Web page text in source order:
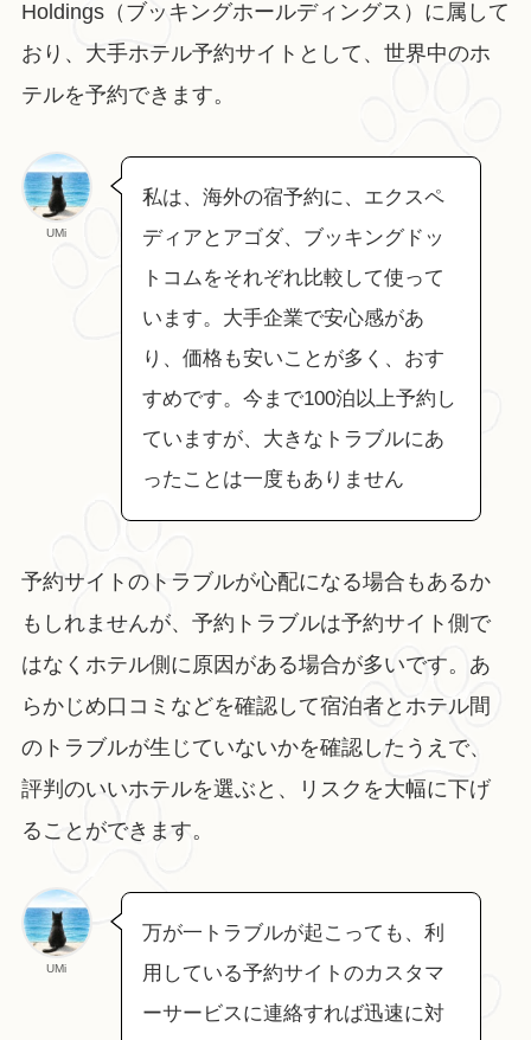
Holdings（ブッキングホールディングス）に属して
おり、大手ホテル予約サイトとして、世界中のホ
テルを予約できます。
UMi
私は、海外の宿予約に、エクスペ
ディアとアゴダ、ブッキングドッ
トコムをそれぞれ比較して使って
います。大手企業で安心感があ
り、価格も安いことが多く、おす
すめです。今まで100泊以上予約し
ていますが、大きなトラブルにあ
ったことは一度もありません
予約サイトのトラブルが心配になる場合もあるか
もしれませんが、予約トラブルは予約サイト側で
はなくホテル側に原因がある場合が多いです。あ
らかじめ口コミなどを確認して宿泊者とホテル間
のトラブルが生じていないかを確認したうえで、
評判のいいホテルを選ぶと、リスクを大幅に下げ
ることができます。
UMi
万が一トラブルが起こっても、利
用している予約サイトのカスタマ
ーサービスに連絡すれば迅速に対